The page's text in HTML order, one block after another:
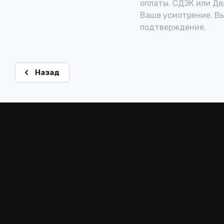
оплаты. СДЭК или
Ваше усмотрение.
подтверждение.
Назад